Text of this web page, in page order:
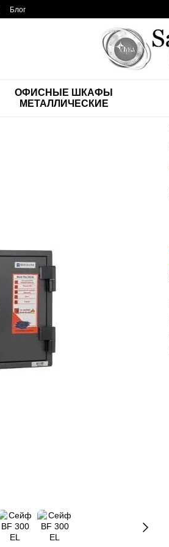
Блог
ОФИСНЫЕ ШКАФЫ
МЕТАЛЛИЧЕСКИЕ